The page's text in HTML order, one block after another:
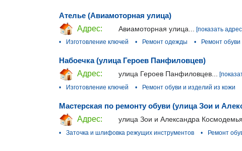
Ателье (Авиамоторная улица)
Адрес:
Авиамоторная улица...
[показать
•
Изготовление ключей • Ремонт одежды • Ремонт
Набоечка (улица Героев Панфиловцев)
Адрес:
улица Героев Панфиловцев...
•
Изготовление ключей • Ремонт обуви и изделий из кожи
Мастерская по ремонту обуви (улица Зои и
Адрес:
улица Зои и Александра
•
Заточка и шлифовка режущих инструментов • Ремонт